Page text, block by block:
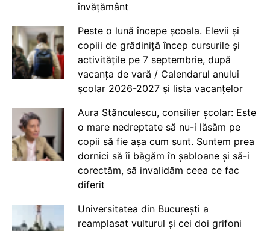
învățământ
Peste o lună începe școala. Elevii și
copiii de grădiniță încep cursurile și
activitățile pe 7 septembrie, după
vacanța de vară / Calendarul anului
școlar 2026-2027 și lista vacanțelor
Aura Stănculescu, consilier școlar: Este
o mare nedreptate să nu-i lăsăm pe
copii să fie așa cum sunt. Suntem prea
dornici să îi băgăm în șabloane și să-i
corectăm, să invalidăm ceea ce fac
diferit
Universitatea din București a
reamplasat vulturul și cei doi grifoni